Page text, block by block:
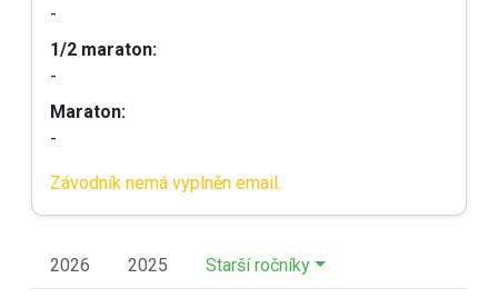
-
1/2 maraton:
-
Maraton:
-
Závodník nemá vyplněn email.
2026 2025 Starší ročníky